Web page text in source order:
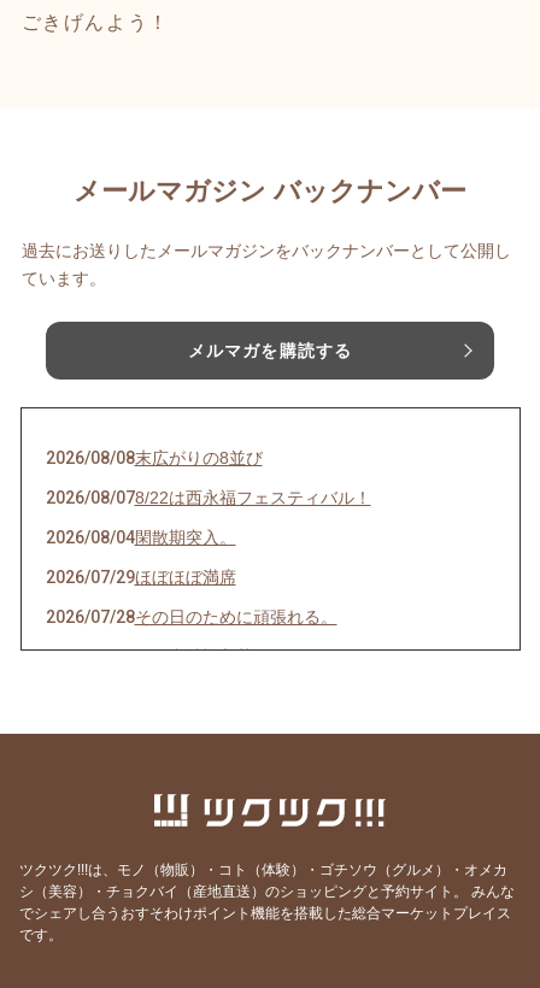
ごきげんよう！
メールマガジン バックナンバー
過去にお送りしたメールマガジンをバックナンバーとして公開し
ています。
メルマガを購読する
2026/08/08末広がりの8並び
2026/08/078/22は西永福フェスティバル！
2026/08/04閑散期突入。
2026/07/29ほぼほぼ満席
2026/07/28その日のために頑張れる。
2026/07/27天然岩牡蠣入荷
2026/07/21明けましてお疲れ様！
2026/07/17 ご要望にお応えして。
2026/07/14 猛暑日の日は上々や！
ツクツク!!!は、モノ（物販）・コト（体験）・ゴチソウ（グルメ）・オメカ
シ（美容）・チョクバイ（産地直送）のショッピングと予約サイト。
みんな
でシェアし合うおすそわけポイント機能を搭載した総合マーケットプレイス
です。